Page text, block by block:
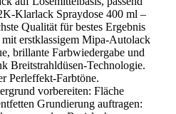
Klarlack Spraydose 400 ml –
Qualität für bestes Ergebnis
erstklassigem Mipa-Autolack
brillante Farbwiedergabe und
Breitstrahldüsen-Technologie.
Perleffekt-Farbtöne.
vorbereiten: Fläche
Grundierung auftragen: